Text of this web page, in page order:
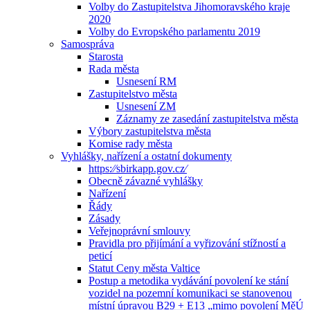
Volby do Zastupitelstva Jihomoravského kraje
2020
Volby do Evropského parlamentu 2019
Samospráva
Starosta
Rada města
Usnesení RM
Zastupitelstvo města
Usnesení ZM
Záznamy ze zasedání zastupitelstva města
Výbory zastupitelstva města
Komise rady města
Vyhlášky, nařízení a ostatní dokumenty
https:⁄⁄sbirkapp.gov.cz⁄
Obecně závazné vyhlášky
Nařízení
Řády
Zásady
Veřejnoprávní smlouvy
Pravidla pro přijímání a vyřizování stížností a
peticí
Statut Ceny města Valtice
Postup a metodika vydávání povolení ke stání
vozidel na pozemní komunikaci se stanovenou
místní úpravou B29 + E13 „mimo povolení MěÚ